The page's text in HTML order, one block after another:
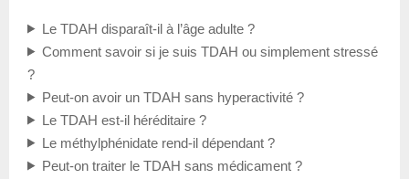
Le TDAH disparaît-il à l’âge adulte ?
Comment savoir si je suis TDAH ou simplement stressé
?
Peut-on avoir un TDAH sans hyperactivité ?
Le TDAH est-il héréditaire ?
Le méthylphénidate rend-il dépendant ?
Peut-on traiter le TDAH sans médicament ?